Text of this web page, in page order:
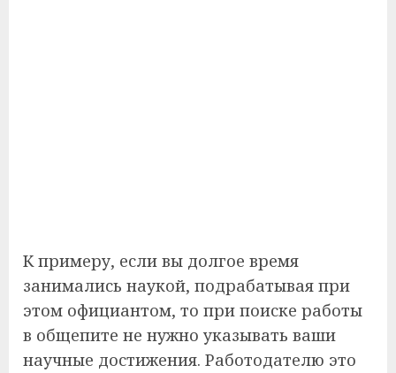
К примеру, если вы долгое время
занимались наукой, подрабатывая при
этом официантом, то при поиске работы
в общепите не нужно указывать ваши
научные достижения. Работодателю это